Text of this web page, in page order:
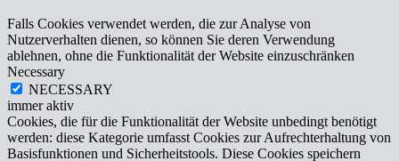
Falls Cookies verwendet werden, die zur Analyse von
Nutzerverhalten dienen, so können Sie deren Verwendung
ablehnen, ohne die Funktionalität der Website einzuschränken
Necessary
NECESSARY
immer aktiv
Cookies, die für die Funktionalität der Website unbedingt benötigt
werden: diese Kategorie umfasst Cookies zur Aufrechterhaltung von
Basisfunktionen und Sicherheitstools. Diese Cookies speichern